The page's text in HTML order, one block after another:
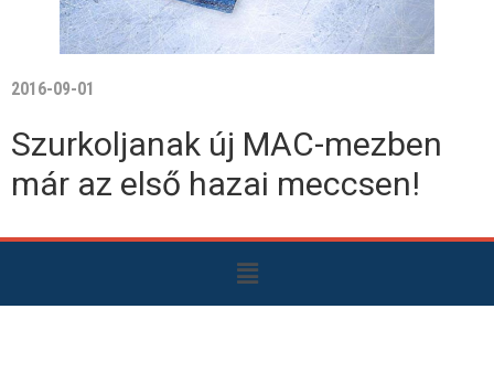
2016-09-01
Szurkoljanak új MAC-mezben
már az első hazai meccsen!